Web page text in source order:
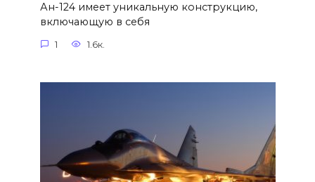
Ан-124 имеет уникальную конструкцию,
включающую в себя
1 1.6к.